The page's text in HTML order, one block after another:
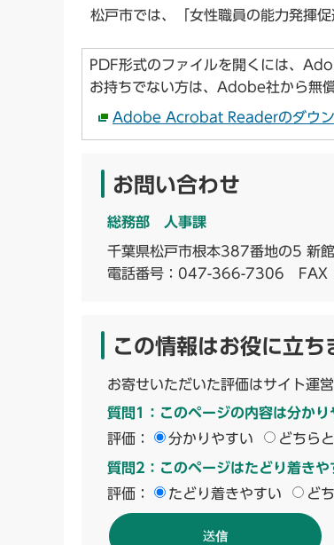
松戸市では、「女性職員の能力発揮
PDF形式のファイルを開くには、
お持ちでない方は、Adobe社から無
Adobe Acrobat Readerのダウン
お問い合わせ
総務部 人事課
千葉県松戸市根本387番地の5 新
電話番号： 047-366-7306 FAX
この情報はお役に立ち
お寄せいただいた評価はサイト運
質問1：このページの内容は分かり
評価：
分かりやすい どちら
質問2：このページはたどり着きや
評価：
たどり着きやすい ど